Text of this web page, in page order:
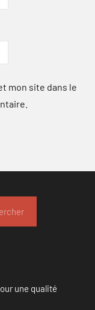
mon site dans le
une qualité